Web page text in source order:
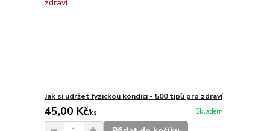
Jak si udržet fyzickou kondici - 500 tipů pro zdraví
45,00 Kč/ks Skladem